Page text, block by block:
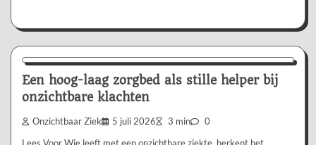
Aanbevolen
Een hoog-laag zorgbed als stille helper bij
onzichtbare klachten
Onzichtbaar Ziek 5 juli 2026 3 min 0